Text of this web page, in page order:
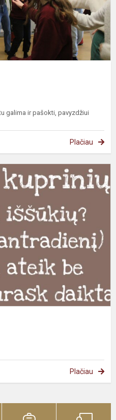
galima ir pašokti, pavyzdžiui
Plačiau
Plačiau